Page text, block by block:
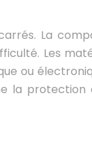
La
Les
ou
la